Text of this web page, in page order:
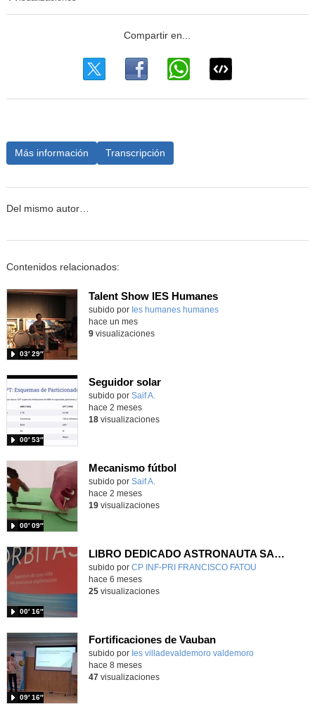
Más información Transcripción
Del mismo autor…
Contenidos relacionados:
Talent Show IES Humanes
subido por Ies humanes humanes
03′ 29″
-
hace un mes
9visualizaciones
Seguidor solar
Contenido educativo.
subido por Saif A.
00′ 53″
hace 2 meses
18visualizaciones
Mecanismo fútbol
Contenido educativo.
subido por Saif A.
00′ 09″
hace 2 meses
19visualizaciones
LIBRO DEDICADO ASTRONAUTA SARA GARCÍA ALONSO
Contenido educativo.
subido por CP INF-PRI FRANCISCO FATOU
00′ 16″
hace 6 meses
25visualizaciones
Fortificaciones de Vauban
Contenido educativo.
subido por Ies villadevaldemoro valdemoro
09′ 16″
-
hace 8 meses
47visualizaciones